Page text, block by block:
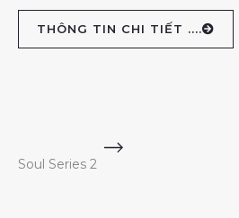
THÔNG TIN CHI TIẾT ....
Soul Series 2